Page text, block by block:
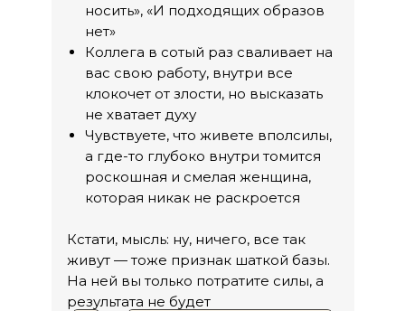
носить», «И подходящих образов
нет»
Коллега в сотый раз сваливает на
вас свою работу, внутри все
клокочет от злости, но высказать
не хватает духу
Чувствуете, что живете вполсилы,
а где-то глубоко внутри томится
роскошная и смелая женщина,
которая никак не раскроется
Кстати, мысль: ну, ничего, все так
живут — тоже признак шаткой базы.
На ней вы только потратите силы, а
результата не будет